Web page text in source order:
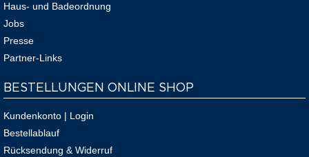
Haus- und Badeordnung
Jobs
Presse
Partner-Links
BESTELLUNGEN ONLINE SHOP
Kundenkonto | Login
Bestellablauf
Rücksendung & Widerruf